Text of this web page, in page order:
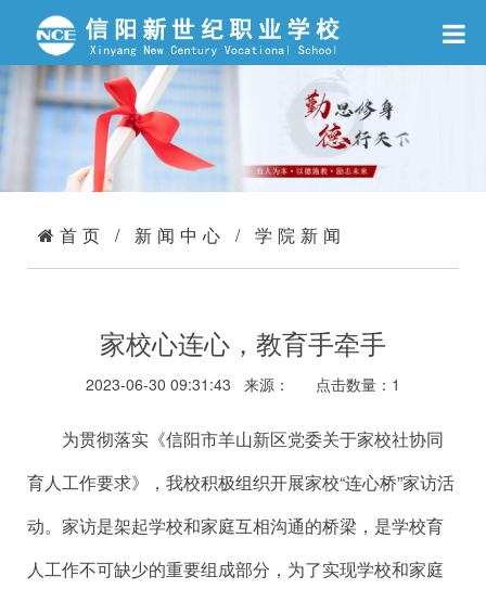
首页 / 新闻中心 / 学院新闻
家校心连心，教育手牵手
2023-06-30 09:31:43 来源： 点击数量： 1
为贯彻落实《信阳市羊山新区党委关于家校社协同
育人工作要求》，我校积极组织开展家校“连心桥”家访活
动。家访是架起学校和家庭互相沟通的桥梁，是学校育
人工作不可缺少的重要组成部分，为了实现学校和家庭